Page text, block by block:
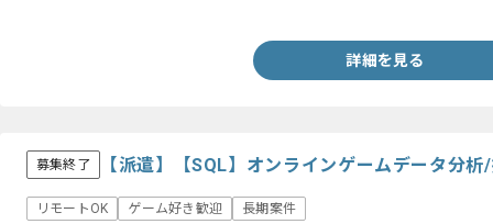
詳細を見る
募集終了 【派遣】【SQL】オンラインゲームデータ分
リモートOK ゲーム好き歓迎 長期案件